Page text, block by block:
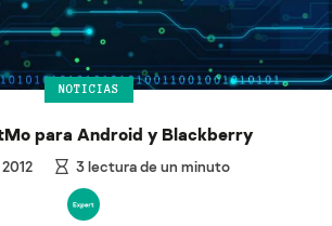
NOTICIAS
para Android y Blackberry
3lectura de un minuto